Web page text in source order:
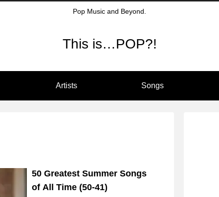
Pop Music and Beyond.
This is…POP?!
Artists Songs
50 Greatest Summer Songs
of All Time (50-41)